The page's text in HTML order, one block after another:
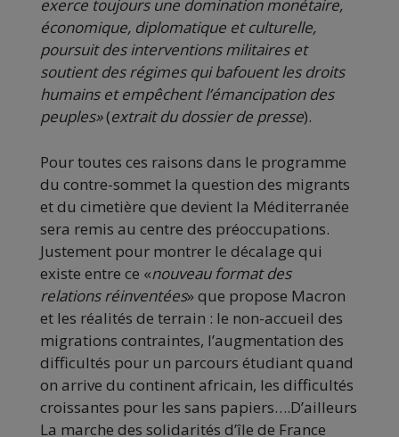
exerce toujours une domination monétaire,
économique, diplomatique et culturelle,
poursuit des interventions militaires et
soutient des régimes qui bafouent les droits
humains et empêchent l’émancipation des
peuples»(extrait du dossier de presse).
Pour toutes ces raisons dans le programme
du contre-sommet la question des migrants
et du cimetière que devient la Méditerranée
sera remis au centre des préoccupations.
Justement pour montrer le décalage qui
existe entre ce «nouveau format des
relations réinventées» que propose Macron
et les réalités de terrain : le non-accueil des
migrations contraintes, l’augmentation des
difficultés pour un parcours étudiant quand
on arrive du continent africain, les difficultés
croissantes pour les sans papiers….D’ailleurs
La marche des solidarités d’île de France